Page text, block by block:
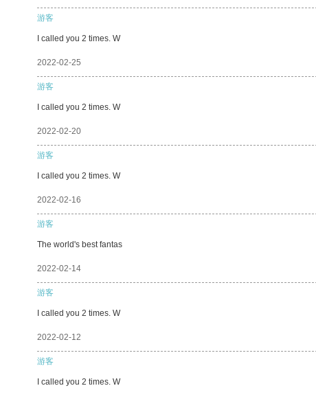
游客
I called you 2 times. W
2022-02-25
游客
I called you 2 times. W
2022-02-20
游客
I called you 2 times. W
2022-02-16
游客
The world's best fantas
2022-02-14
游客
I called you 2 times. W
2022-02-12
游客
I called you 2 times. W